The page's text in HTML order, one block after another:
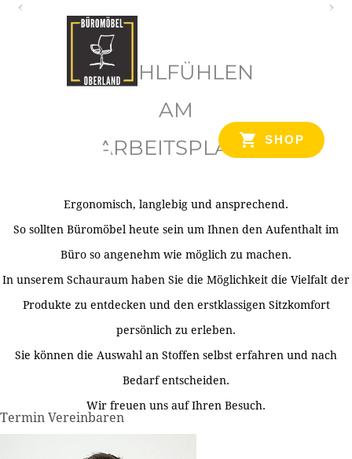
SHOP
WOHLFÜHLEN
AM
ARBEITSPLATZ
Ergonomisch, langlebig und ansprechend.
So sollten Büromöbel heute sein um Ihnen den Aufenthalt im
Büro so angenehm wie möglich zu machen.
In unserem Schauraum haben Sie die Möglichkeit die Vielfalt der
Produkte zu entdecken und den erstklassigen Sitzkomfort
persönlich zu erleben.
Sie können die Auswahl an Stoffen selbst erfahren und nach
Bedarf entscheiden.
Wir freuen uns auf Ihren Besuch.
Termin Vereinbaren